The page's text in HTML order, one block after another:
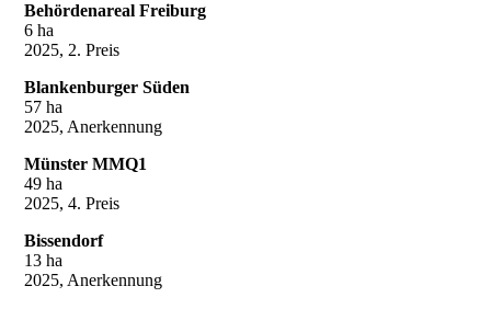
Behördenareal Freiburg
6 ha
2025, 2. Preis
Blankenburger Süden
57 ha
2025, Anerkennung
Münster MMQ1
49 ha
2025, 4. Preis
Bissendorf
13 ha
2025, Anerkennung